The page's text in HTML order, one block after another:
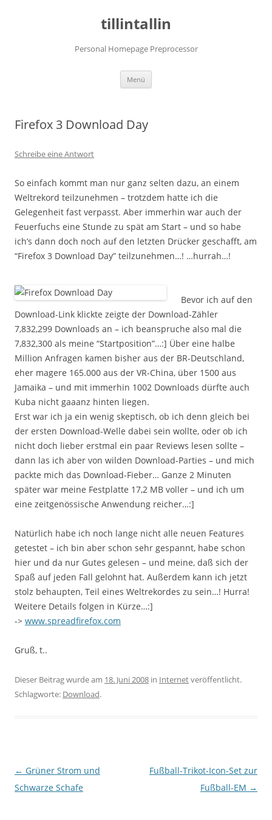
tillintallin
Personal Homepage Preprocessor
Menü
Firefox 3 Download Day
Schreibe eine Antwort
So einfach kommt man nur ganz selten dazu, an einem
Weltrekord teilzunehmen – trotzdem hatte ich die
Gelegenheit fast verpasst. Aber immerhin war auch der
Feuerfuchs eine Stunde zu spät am Start – und so habe
ich’s dann doch noch auf den letzten Drücker geschafft, am
“Firefox 3 Download Day” teilzunehmen…! …hurrah…!
Bevor ich auf den
Download-Link klickte zeigte der Download-Zähler
7,832,299 Downloads an – ich beanspruche also mal die
7,832,300 als meine “Startposition”…:] Über eine halbe
Million Anfragen kamen bisher aus der BR-Deutschland,
eher magere 165.000 aus der VR-China, über 1500 aus
Jamaika – und mit immerhin 1002 Downloads dürfte auch
Kuba nicht gaaanz hinten liegen.
Erst war ich ja ein wenig skeptisch, ob ich denn gleich bei
der ersten Download-Welle dabei sein wollte, oder ob ich
nicht doch lieber erstmal ein paar Reviews lesen sollte –
dann las ich aber von wilden Download-Parties – und mich
packte mich das Download-Fieber… Ganze 2 Minuten
später war meine Festplatte 17,2 MB voller – und ich um
eine zeitgenössische Anwendung reicher…:]
Natürlich habe ich noch lange nicht alle neuen Features
getestet – ich bin aber schon sehr gespannt, habe schon
hier und da nur Gutes gelesen – und meine, daß sich der
Spaß auf jeden Fall gelohnt hat. Außerdem kann ich jetzt
stolz behaupten, Teil eines Weltrekordes zu sein…! Hurra!
Weitere Details folgen in Kürze…:]
-> www.spreadfirefox.com
Gruß, t..
Dieser Beitrag wurde am 18. Juni 2008 in Internetveröffentlicht.
Schlagworte: Download.
Beitragsnavigation
← Grüner Strom und
Schwarze Schafe
Fußball-Trikot-Icon-Set zur
Fußball-EM →